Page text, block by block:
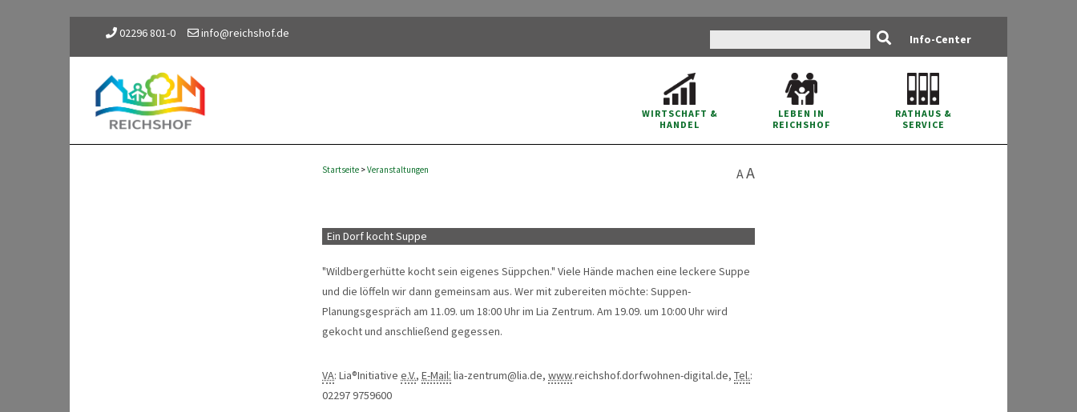
02296 801-0 info@reichshof.de Info-Center
WIRTSCHAFT &
HANDEL
LEBEN IN
REICHSHOF
RATHAUS &
SERVICE
AA
Startseite >Veranstaltungen
Ein Dorf kocht Suppe
"Wildbergerhütte kocht sein eigenes Süppchen." Viele Hände machen eine leckere Suppe
und die löffeln wir dann gemeinsam aus. Wer mit zubereiten möchte: Suppen-
Planungsgespräch am 11.09. um 18:00 Uhr im Lia Zentrum. Am 19.09. um 10:00 Uhr wird
gekocht und anschließend gegessen.
VA: Lia®Initiative e.V., E-Mail: lia-zentrum@lia.de, www.reichshof.dorfwohnen-digital.de, Tel.:
02297 9759600